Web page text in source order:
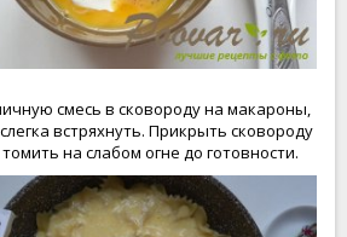
смесь в сковороду на макароны,
встряхнуть. Прикрыть сковороду
на слабом огне до готовности.